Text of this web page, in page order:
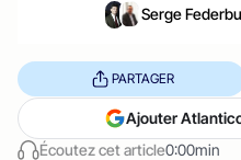
Serge
Écoutez cet article0:00min
PARTAGER
Ajouter